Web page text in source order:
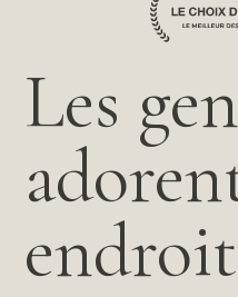
Les
endroit